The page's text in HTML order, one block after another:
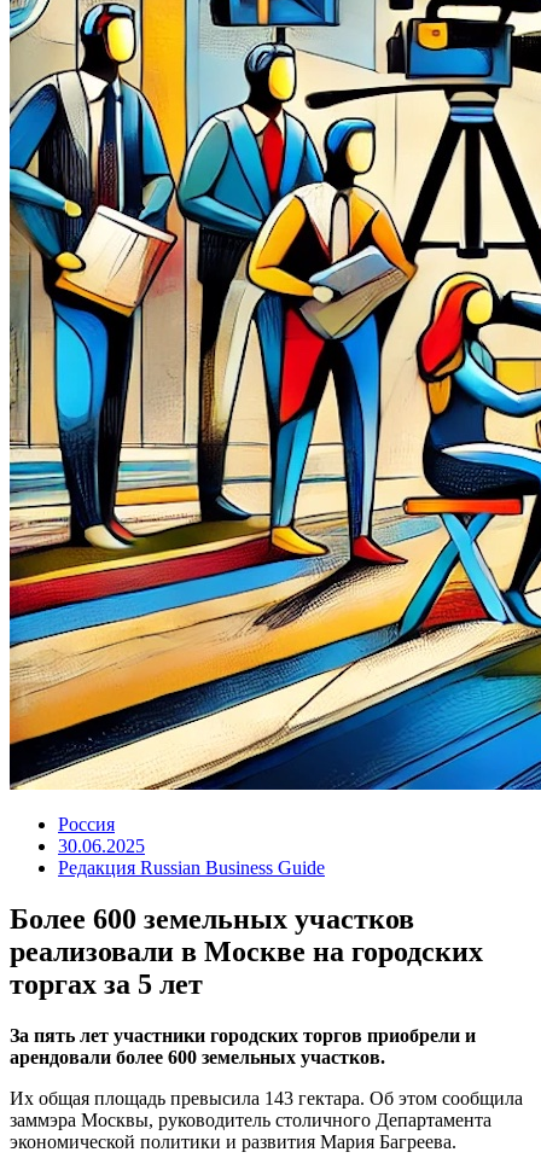
Россия
30.06.2025
Редакция Russian Business Guide
Более 600 земельных участков
реализовали в Москве на городских
торгах за 5 лет
За пять лет участники городских торгов приобрели и
арендовали более 600 земельных участков.
Их общая площадь превысила 143 гектара. Об этом сообщила
заммэра Москвы, руководитель столичного Департамента
экономической политики и развития Мария Багреева.